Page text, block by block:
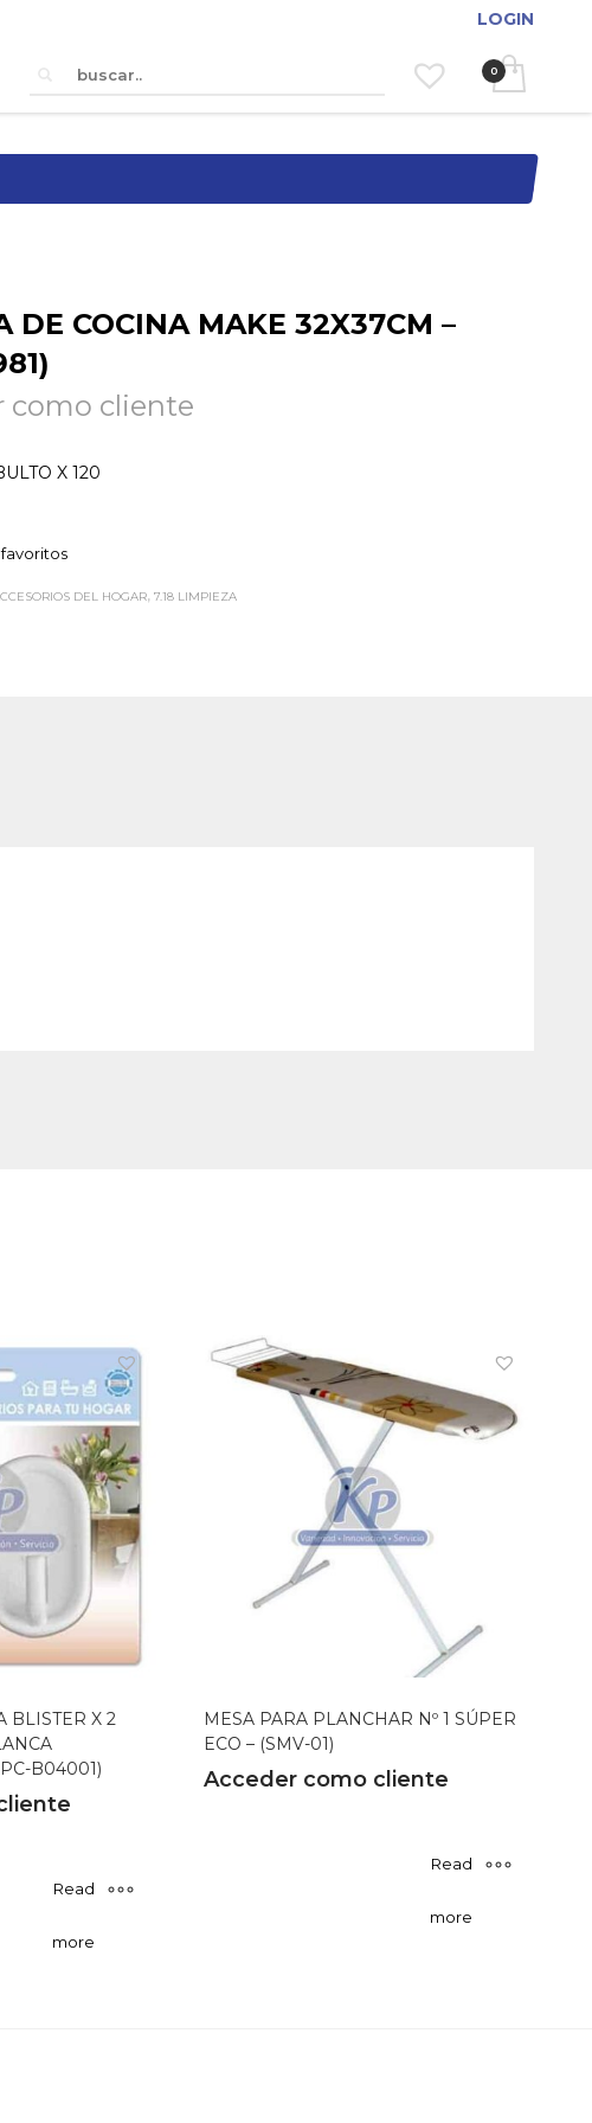
LOGIN
DE COCINA MAKE 32X37CM –
como cliente
X 120
DEL HOGAR, 7.18 LIMPIEZA
BLISTER X 2
B04001)
Read
more
MESA PARA PLANCHAR Nº 1 SÚPER
ECO – (SMV-01)
Acceder como cliente
Read
more